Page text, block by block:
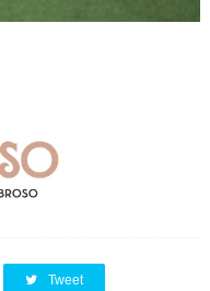
Tweet